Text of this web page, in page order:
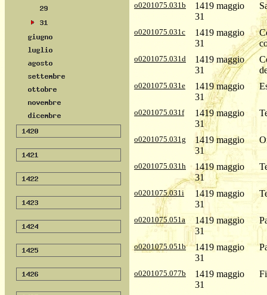
o0201075.031b
1419 maggio
31
o0201075.031c
1419 maggio
31
o0201075.031d
1419 maggio
31
o0201075.031e
1419 maggio
31
o0201075.031f
1419 maggio
31
o0201075.031g
1419 maggio
31
o0201075.031h
1419 maggio
31
o0201075.031i
1419 maggio
31
o0201075.051a
1419 maggio
31
o0201075.051b
1419 maggio
31
o0201075.077b
1419 maggio
31